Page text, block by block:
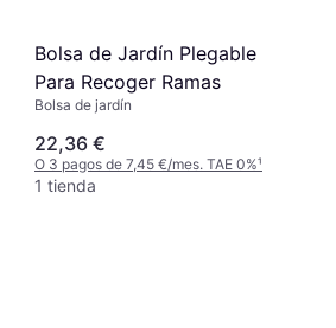
Bolsa de Jardín Plegable
Para Recoger Ramas
Bolsa de jardín
22,36 €
O 3 pagos de 7,45 €/mes. TAE 0%¹
1 tienda